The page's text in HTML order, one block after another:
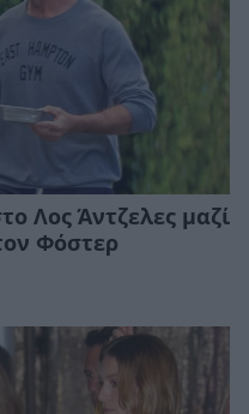
Λος Άντζελες μαζί
Φόστερ